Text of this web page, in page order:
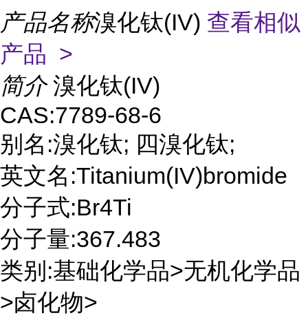
产品名称溴化钛(IV) 查看相似
产品 >
简介 溴化钛(IV)
CAS:7789-68-6
别名:溴化钛; 四溴化钛;
英文名:Titanium(IV)bromide
分子式:Br4Ti
分子量:367.483
类别:基础化学品>无机化学品
>卤化物>